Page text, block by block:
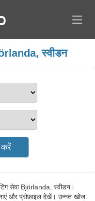
स्वीडन
सेवा Björlanda, स्वीडन।
और प्रोफ़ाइल देखें। उन्नत खोज